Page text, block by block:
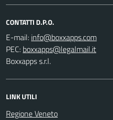
CONTATTI D.P.O.
E-mail:
PEC:
Boxxapps s.r.l.
LINK UTILI
Regione Veneto